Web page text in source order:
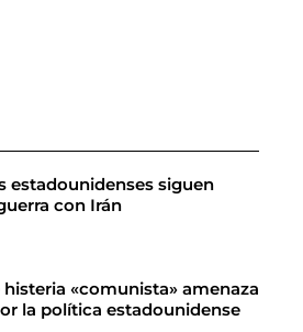
estadounidenses siguen
con Irán
«comunista» amenaza
la política estadounidense